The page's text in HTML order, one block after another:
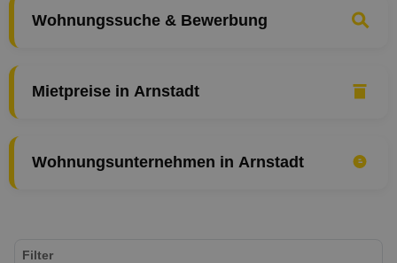
Wohnungssuche & Bewerbung
Mietpreise in Arnstadt
Wohnungsunternehmen in Arnstadt
Filter